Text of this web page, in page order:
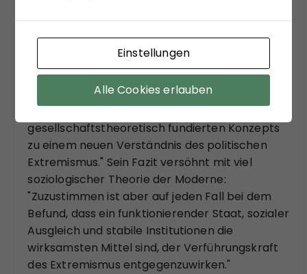
Die Analysen des Buches sollen einer Einladung
sein, bekannte Diskurslinien zu verlassen, sich,
systemtheoretisch inspiriert, zu ungewohnten
Sichtweisen anregen zu lassen. Matthias
Schulze-Böing schreibt in seinem Buch-Tipp
von einem "kühnem Entwurf eines
gesellschaftstheoretisch fundierten Konzepts
zu einem neuen Verständnis des politischen
Extremismus." Sein Fazit versöhnt mit viel
soziologischer Theorie der Moderne:
"Zuzustimmen ist aber auf jeden Fall bei dem
Befund, dass ein funktionierender Staat, sozialer
Ausgleich und stabile Institutionen die
wirksamsten Mittel sind, der Verführungskraft
des Extremismus entgegenzuwirken."
Einstellungen
Alle Cookies erlauben